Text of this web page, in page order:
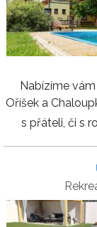
Nabízíme
Oříšek a
s přáteli, či s